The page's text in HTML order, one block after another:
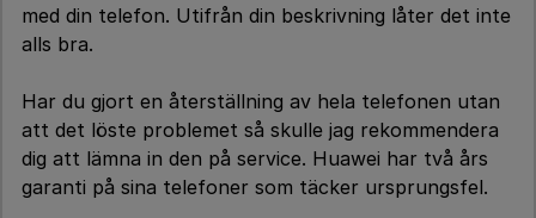
med din telefon. Utifrån din beskrivning låter det inte
alls bra.
Har du gjort en återställning av hela telefonen utan
att det löste problemet så skulle jag rekommendera
dig att lämna in den på service. Huawei har två års
garanti på sina telefoner som täcker ursprungsfel.